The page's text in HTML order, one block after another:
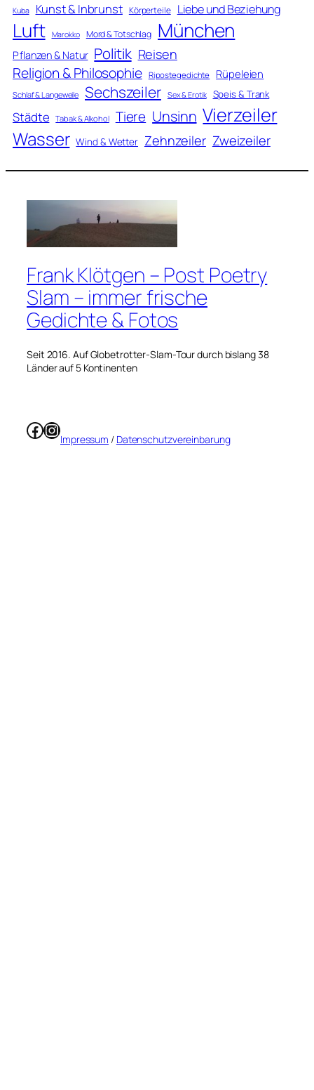
Kuba Kunst & Inbrunst Körperteile Liebe und Beziehung
Luft Marokko Mord & Totschlag München
Pflanzen & Natur Politik Reisen
Religion & Philosophie Ripostegedichte Rüpeleien
Schlaf & Langeweile Sechszeiler Sex & Erotik Speis & Trank
Städte Tabak & Alkohol Tiere Unsinn Vierzeiler
Wasser Wind & Wetter Zehnzeiler Zweizeiler
Frank Klötgen – Post Poetry
Slam – immer frische
Gedichte & Fotos
Seit 2016. Auf Globetrotter-Slam-Tour durch bislang 38
Länder auf 5 Kontinenten
Facebook
Instagram
Impressum / Datenschutzvereinbarung